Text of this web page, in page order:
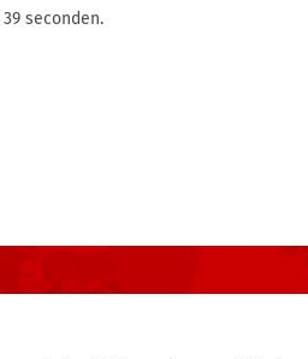
seconden.